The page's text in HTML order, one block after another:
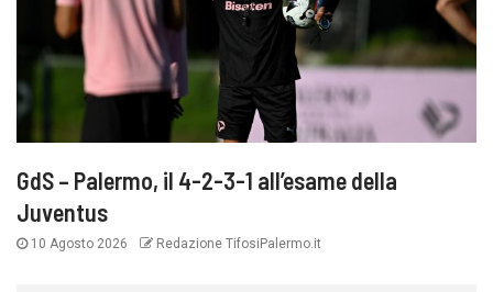
GdS – Palermo, il 4-2-3-1 all’esame della
Juventus
10 Agosto 2026 Redazione TifosiPalermo.it